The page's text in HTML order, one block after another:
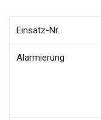
Einsatz-Nr.
Alarmierung